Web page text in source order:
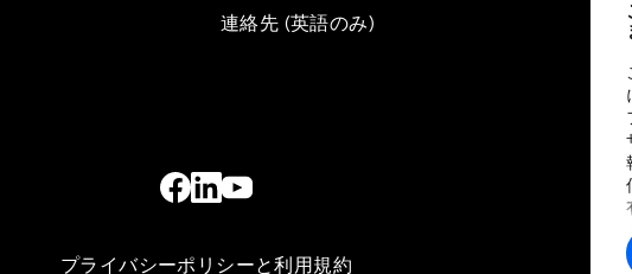
連絡先 (英語のみ)
プライバシーポリシーと利用規約